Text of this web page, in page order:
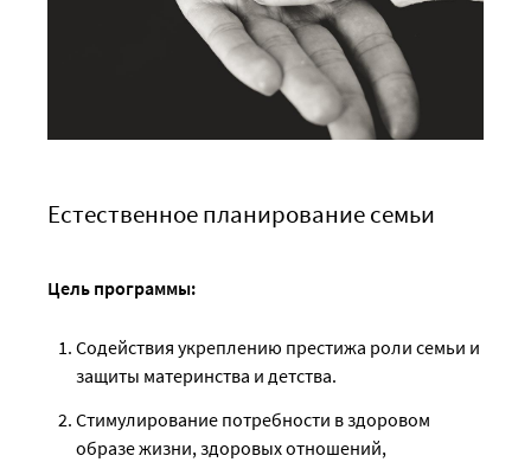
Естественное планирование семьи
Цель программы:
Содействия укреплению престижа роли семьи и
защиты материнства и детства.
Стимулирование потребности в здоровом
образе жизни, здоровых отношений,